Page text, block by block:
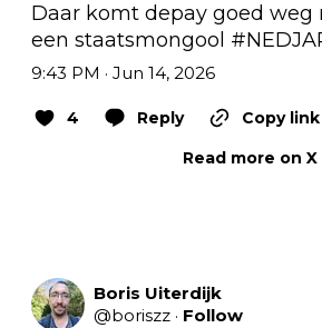
Daar komt depay goed weg
een staatsmongool
9:43 PM · Jun 14, 2026
4 Reply
Copy link
Read more on X
Boris Uiterdijk
@boriszz · Follow